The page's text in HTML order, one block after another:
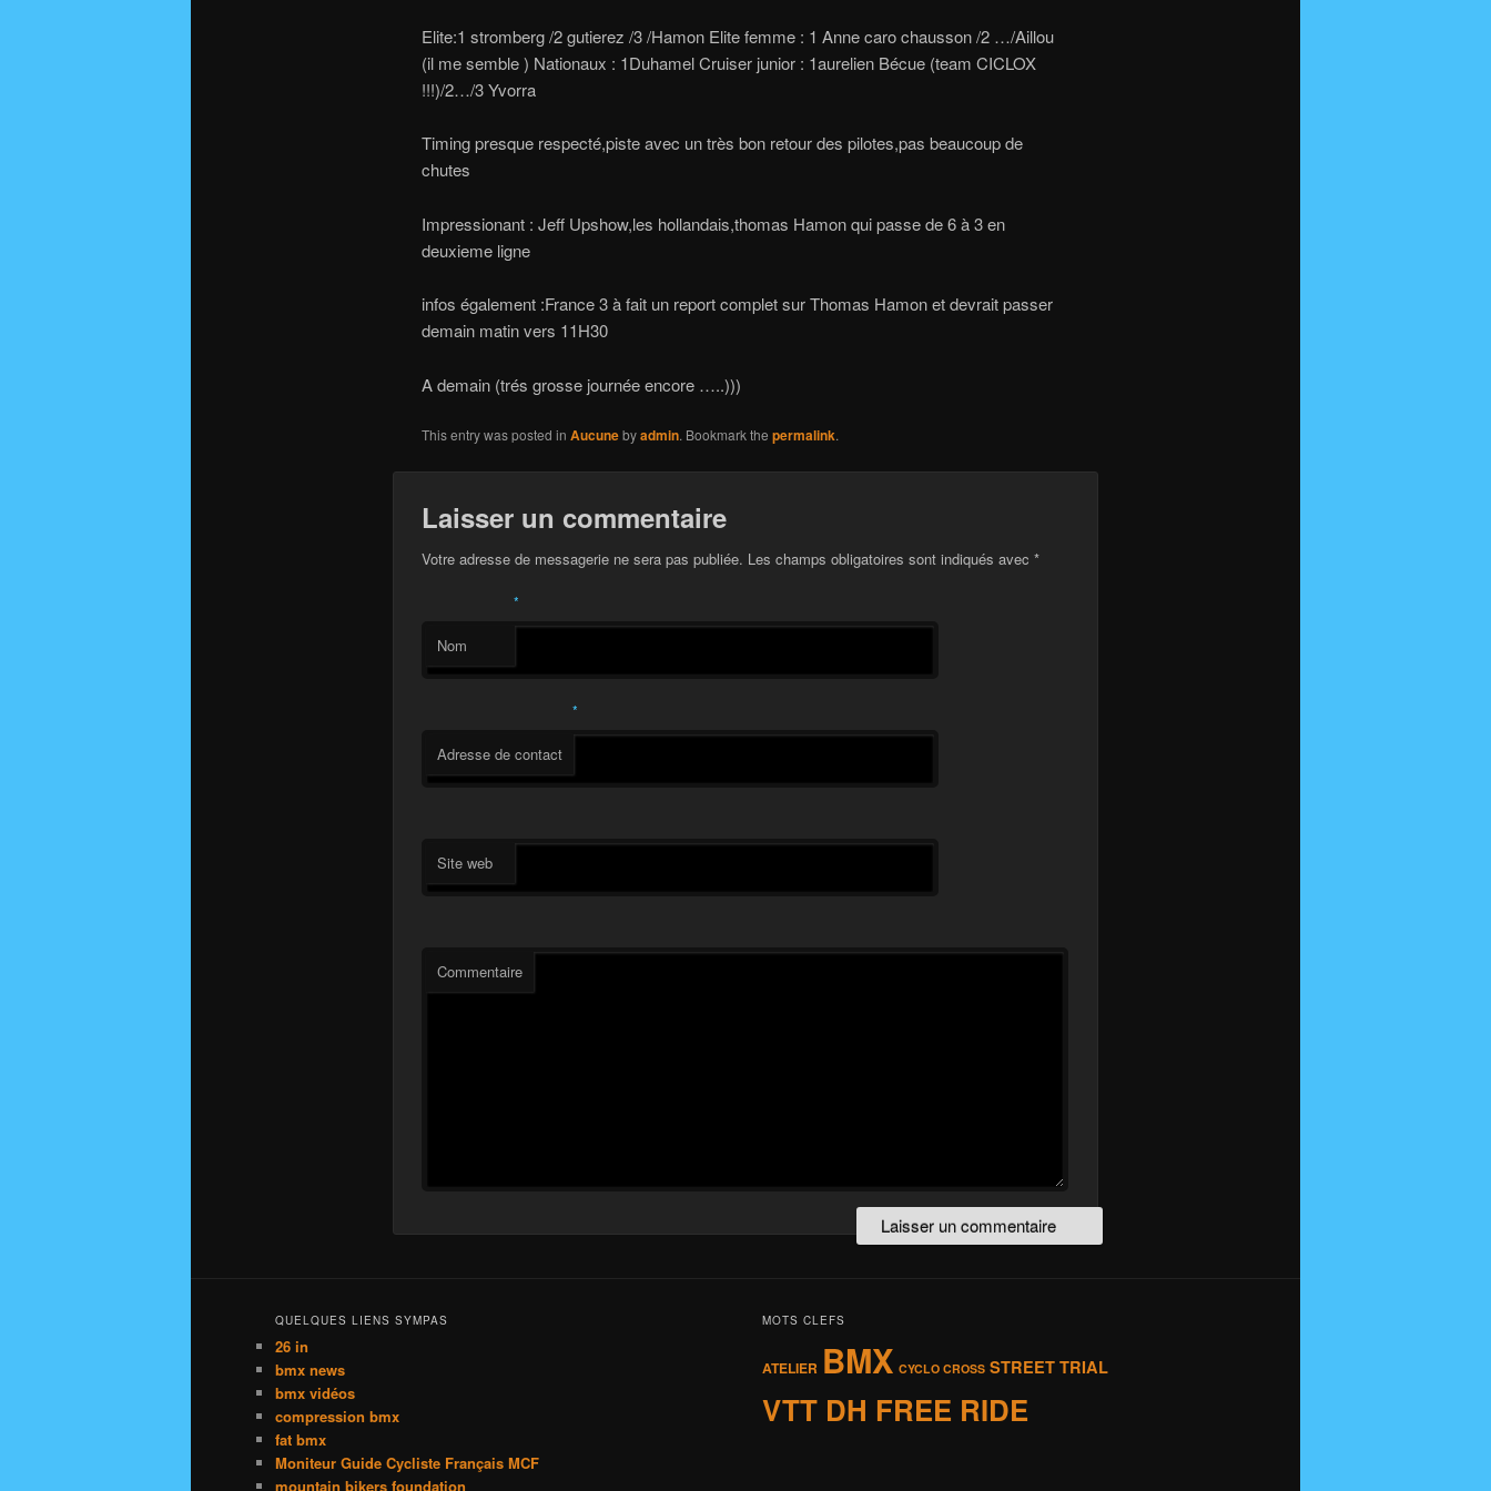
Elite:1 stromberg /2 gutierez /3 /Hamon Elite femme : 1 Anne caro chausson /2 …/Aillou
(il me semble ) Nationaux : 1Duhamel Cruiser junior : 1aurelien Bécue (team CICLOX
!!!)/2…/3 Yvorra
Timing presque respecté,piste avec un très bon retour des pilotes,pas beaucoup de
chutes
Impressionant : Jeff Upshow,les hollandais,thomas Hamon qui passe de 6 à 3 en
deuxieme ligne
infos également :France 3 à fait un report complet sur Thomas Hamon et devrait passer
demain matin vers 11H30
A demain (trés grosse journée encore …..)))
This entry was posted in Aucunebyadmin. Bookmark the permalink.
Laisser un commentaire
Votre adresse de messagerie ne sera pas publiée. Les champs obligatoires sont indiqués avec *
Nom
*
Adresse de contact
*
Site web
Commentaire
QUELQUES LIENS SYMPAS
26 in
bmx news
bmx vidéos
compression bmx
fat bmx
Moniteur Guide Cycliste Français MCF
mountain bikers foundation
MOTS CLEFS
ATELIER BMX CYCLO CROSS STREET TRIAL
VTT DH FREE RIDE